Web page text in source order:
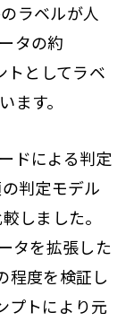
ラベルが人
タの約
トとしてラベ
ます。
ドによる判定
判定モデル
しました。
タを拡張した
程度を検証し
プトにより元